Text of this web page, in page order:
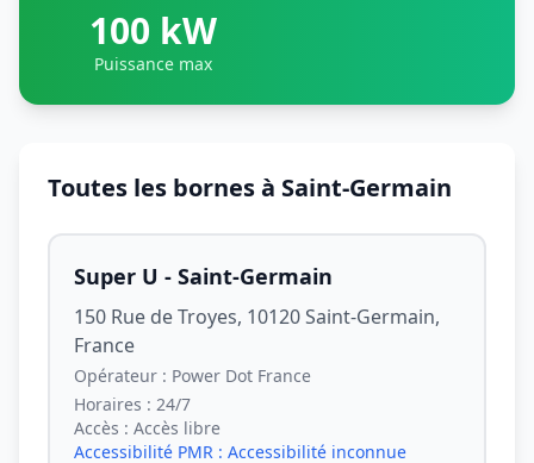
100 kW
Puissance max
Toutes les bornes à Saint-Germain
Super U - Saint-Germain
150 Rue de Troyes, 10120 Saint-Germain,
France
Opérateur : Power Dot France
Horaires : 24/7
Accès : Accès libre
Accessibilité PMR : Accessibilité inconnue